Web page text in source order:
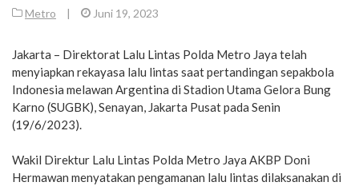
Metro | Juni 19, 2023
Jakarta – Direktorat Lalu Lintas Polda Metro Jaya telah
menyiapkan rekayasa lalu lintas saat pertandingan sepakbola
Indonesia melawan Argentina di Stadion Utama Gelora Bung
Karno (SUGBK), Senayan, Jakarta Pusat pada Senin
(19/6/2023).
Wakil Direktur Lalu Lintas Polda Metro Jaya AKBP Doni
Hermawan menyatakan pengamanan lalu lintas dilaksanakan di